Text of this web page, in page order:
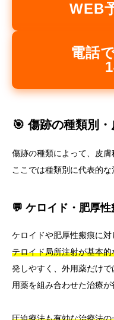
WEB
電話
🎯 傷跡の種類別
傷跡の種類によって、皮膚
ここでは種類別に代表的な
💬 ケロイド・肥厚
ケロイドや肥厚性瘢痕に対
テロイド局所注射が基本
発しやすく、外用薬だけ
用薬を組み合わせた治療が